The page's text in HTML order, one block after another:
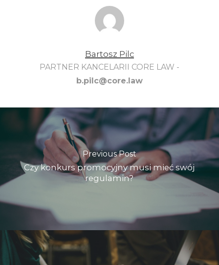
Bartosz Pilc
PARTNER KANCELARII CORE LAW -
b.pilc@core.law
Previous Post
Czy konkurs promocyjny musi mieć swój
regulamin?